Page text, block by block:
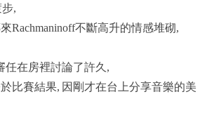
,
Rachmaninoff不斷高升的情感堆砌,
任在房裡討論了許久 ,
比賽結果, 因剛才在台上分享音樂的美